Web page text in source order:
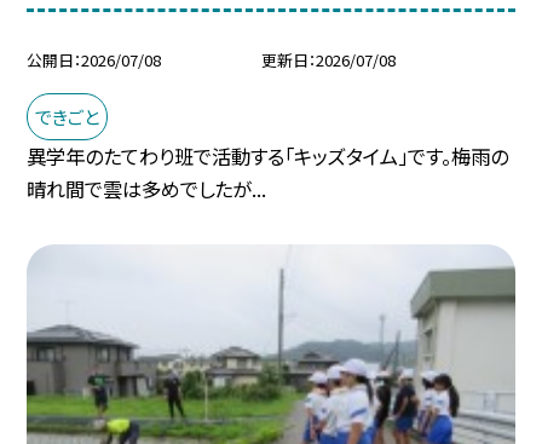
公開日 2026/07/08 更新日 2026/07/08
できごと
異学年のたてわり班で活動する「キッズタイム」です。梅雨の
晴れ間で雲は多めでしたが...